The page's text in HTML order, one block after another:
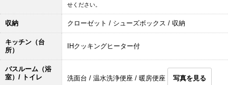
せください。
収納 クローゼット / シューズボックス / 収納
キッチン（台
所）
IHクッキングヒーター付
バスルーム（浴
室）/ トイレ
洗面台 / 温水洗浄便座 / 暖房便座 写真を見る